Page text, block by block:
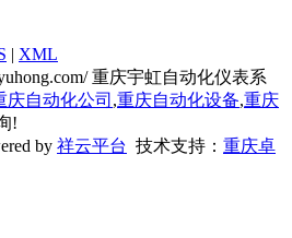
| XML
重庆宇虹自动化仪表系
庆自动化公司 ,重庆自动化设备,重庆
!
by 祥云平台 技术支持： 重庆卓